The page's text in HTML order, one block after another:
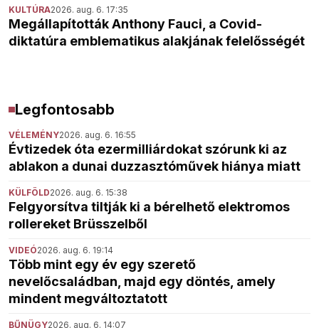
KULTÚRA2026. aug. 6. 17:35
Megállapították Anthony Fauci, a Covid-
diktatúra emblematikus alakjának felelősségét
Legfontosabb
VÉLEMÉNY2026. aug. 6. 16:55
Évtizedek óta ezermilliárdokat szórunk ki az
ablakon a dunai duzzasztóművek hiánya miatt
KÜLFÖLD2026. aug. 6. 15:38
Felgyorsítva tiltják ki a bérelhető elektromos
rollereket Brüsszelből
VIDEÓ2026. aug. 6. 19:14
Több mint egy év egy szerető
nevelőcsaládban, majd egy döntés, amely
mindent megváltoztatott
BŰNÜGY2026. aug. 6. 14:07